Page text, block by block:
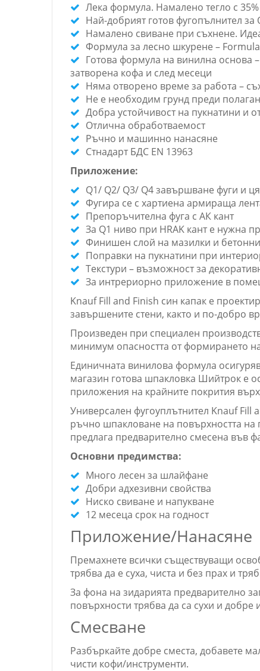
Лека формула. Намалено тегло с
Най-добрият готов фугопълнител за
Намалено свиване при съхнене.
Формула за лесно шкурене –
Готова формула на винилна основа
затворена кофа и след месеци
Няма отворено време за работа –
Не е необходим грунд преди
Добра устойчивост на пукнатини и
Отлична обработваемост
Ръчно и машинно нанасяне
Стнадарт БДС EN 13963
Приложение:
Q1/ Q2/ Q3/ Q4 завършване фуги и
Фугира се с хартиена армираща
Препоръчителна фуга с АК кант
За Q1 ниво при HRAK кант е нужна
Финишен слой на мазилки и
Поправки на пукнатини при
Текстури – възможност за
За интрериорно приложение в
Knauf Fill and Finish син капак е
завършените стени, както и по-добро
Произведен при специален
минимум опасността от формирането
Единичната винилова формула
магазин готова шпакловка Шийтрок е
приложения на крайните покрития
Универсален фугоуплътнител Knauf Fill
ръчно шпакловане на повърхността на
предлага предварително смесена във
Основни предимства:
Много лесен за шлайфане
Добри адхезивни свойства
Ниско свиване и напукване
12 месеца срок на годност
Приложение/Нанасяне
Премахнете всички съществуващи
трябва да е суха, чиста и без прах и
За фона на зидарията предварително
повърхности трябва да са сухи и добре
Смесване
Разбъркайте добре сместа, добавете
чисти кофи/инструменти.